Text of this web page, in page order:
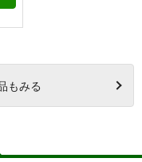
もみる